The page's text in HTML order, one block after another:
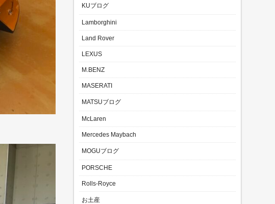
KUブログ
Lamborghini
Land Rover
LEXUS
M.BENZ
MASERATI
MATSUブログ
McLaren
Mercedes Maybach
MOGUブログ
PORSCHE
Rolls-Royce
お土産